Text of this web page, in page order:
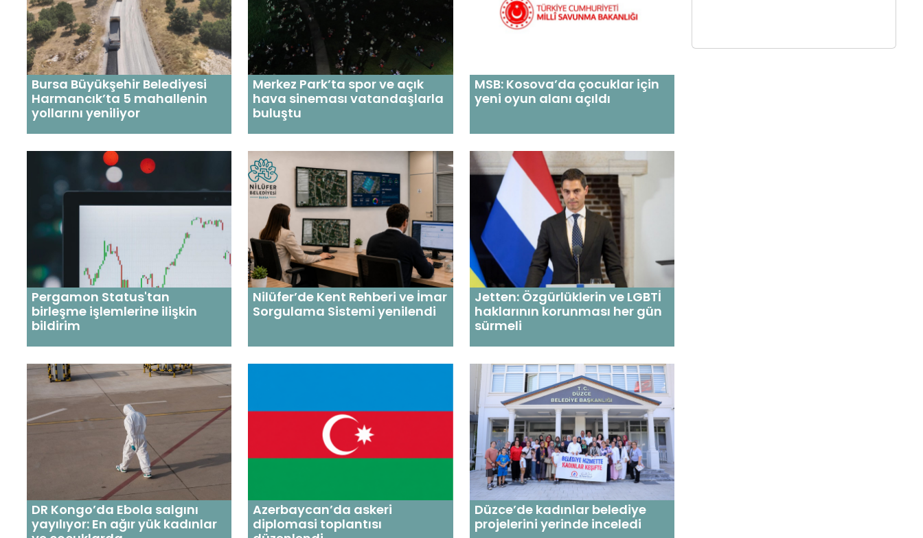
Bursa Büyükşehir Belediyesi
Harmancık’ta 5 mahallenin
yollarını yeniliyor
Merkez Park’ta spor ve açık
hava sineması vatandaşlarla
buluştu
MSB: Kosova’da çocuklar için
yeni oyun alanı açıldı
Pergamon Status'tan
birleşme işlemlerine ilişkin
bildirim
Nilüfer’de Kent Rehberi ve İmar
Sorgulama Sistemi yenilendi
Jetten: Özgürlüklerin ve LGBTİ
haklarının korunması her gün
sürmeli
DR Kongo’da Ebola salgını
yayılıyor: En ağır yük kadınlar
Azerbaycan’da askeri
diplomasi toplantısı
Düzce’de kadınlar belediye
projelerini yerinde inceledi